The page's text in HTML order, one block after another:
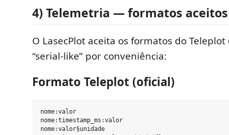
4) Telemetria — formatos aceitos
O LasecPlot aceita os formatos do Teleplot
“serial-like” por conveniência:
Formato Teleplot (oficial)
nome:valor
nome:timestamp_ms:valor
nome:valor§unidade